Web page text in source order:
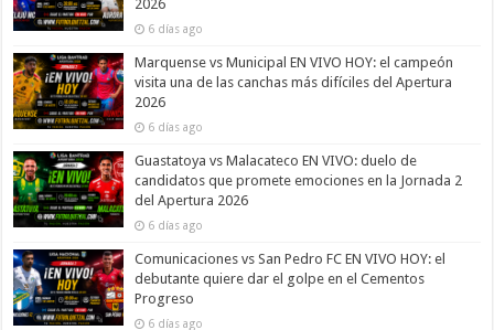
2026
6 días ago
Marquense vs Municipal EN VIVO HOY: el campeón
visita una de las canchas más difíciles del Apertura
2026
6 días ago
Guastatoya vs Malacateco EN VIVO: duelo de
candidatos que promete emociones en la Jornada 2
del Apertura 2026
6 días ago
Comunicaciones vs San Pedro FC EN VIVO HOY: el
debutante quiere dar el golpe en el Cementos
Progreso
6 días ago